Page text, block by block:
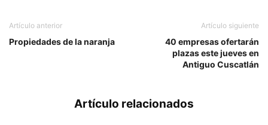
Artículo anterior
Propiedades de la naranja
Artículo siguiente
40 empresas ofertarán
plazas este jueves en
Antiguo Cuscatlán
Artículo relacionados